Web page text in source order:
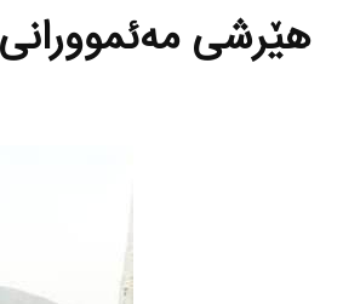
هێرشی